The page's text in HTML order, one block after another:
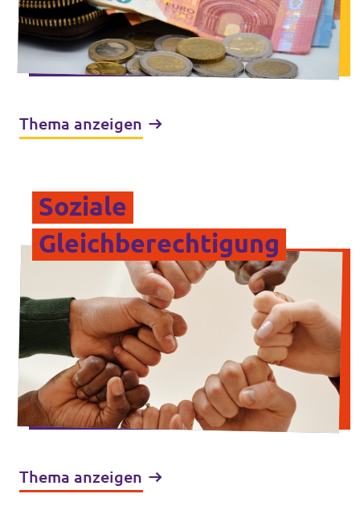
Thema anzeigen
Soziale
Gleichberechtigung
Thema anzeigen